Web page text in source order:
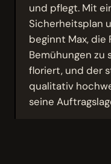
und pflegt. Mit
Sicherheitsplan
beginnt Max, die
Bemühungen zu
floriert, und der
qualitativ
seine